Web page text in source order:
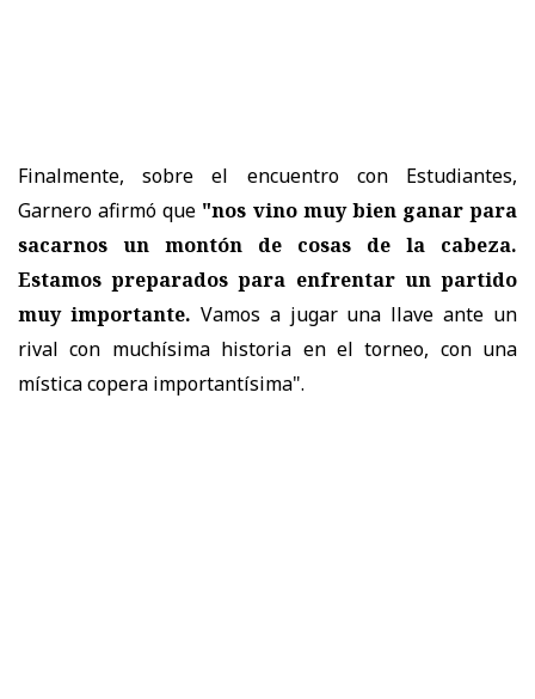
Finalmente, sobre el encuentro con Estudiantes,
Garnero afirmó que "nos vino muy bien ganar para
sacarnos un montón de cosas de la cabeza.
Estamos preparados para enfrentar un partido
muy importante. Vamos a jugar una llave ante un
rival con muchísima historia en el torneo, con una
mística copera importantísima".